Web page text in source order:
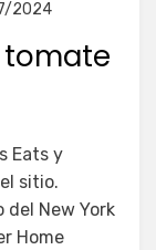
2024
Eats y
sitio.
New York
Home